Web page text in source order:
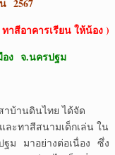
2567
าสีอาคารเรียน ให้น้อง )
อง จ.นครปฐม
นดินไทย ได้จัด
ะทาสีสนามเด็กเล่น ใน
ม มาอย่างต่อเนื่อง ซึ่ง